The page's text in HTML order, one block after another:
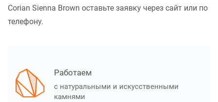
Corian Sienna Brown оставьте заявку через сайт или по
телефону.
Работаем
с натуральными и искусственными
камнями